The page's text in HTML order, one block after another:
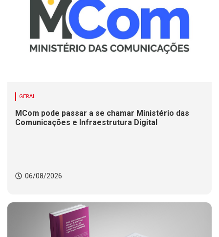
GERAL
MCom pode passar a se chamar Ministério das
Comunicações e Infraestrutura Digital
06/08/2026